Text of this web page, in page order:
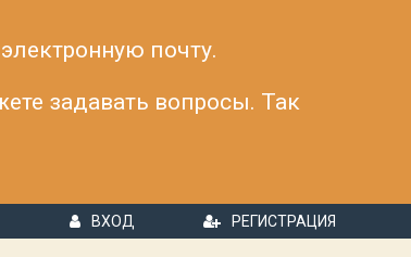
почту.
задавать вопросы. Так
ВХОД РЕГИСТРАЦИЯ